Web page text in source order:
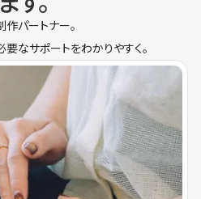
作パートナー。
なサポートをわかりやすく。